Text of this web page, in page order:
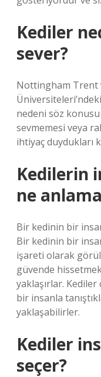
Kediler
sever?
Nottingham Trent
nedeni söz konusu
sevmemesi veya
ihtiyaç duydukları
Kedilerin
ne
Bir kedinin bir
Bir kedinin bir
işareti olarak
güvende
yaklaşırlar. Kediler
bir insanla
yaklaşabilirler.
Kediler
seçer?